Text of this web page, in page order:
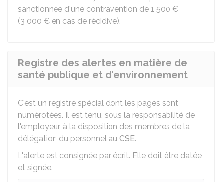
sanctionnée d'une contravention de 1 500 €
(3 000 € en cas de récidive).
Registre des alertes en matière de
santé publique et d'environnement
C'est un registre spécial dont les pages sont
numérotées. Il est tenu, sous la responsabilité de
l'employeur, à la disposition des membres de la
délégation du personnel au CSE.
L'alerte est consignée par écrit. Elle doit être datée
et signée.